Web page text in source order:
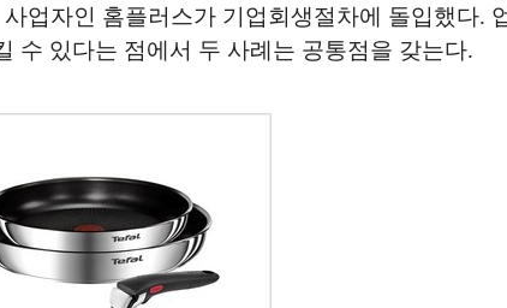
업자인 홈플러스가 기업회생절차에 돌입했다.
수 있다는 점에서 두 사례는 공통점을 갖는다.